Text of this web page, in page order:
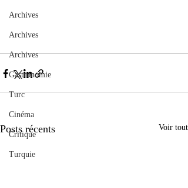
Archives
Archives
Archives
Gastronomie
Turc
Cinéma
Critique
Turquie
Posts récents Voir tout